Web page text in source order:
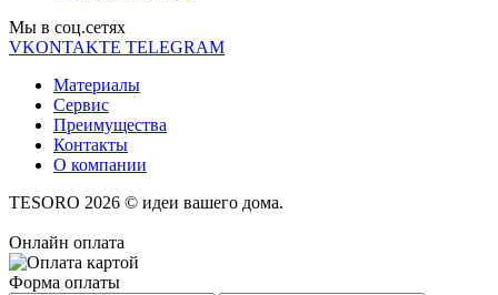
Мы в соц.cетях
VKONTAKTE TELEGRAM
Материалы
Сервис
Преимущества
Контакты
О компании
TESORO 2026 © идеи вашего дома.
Онлайн оплата
Форма оплаты